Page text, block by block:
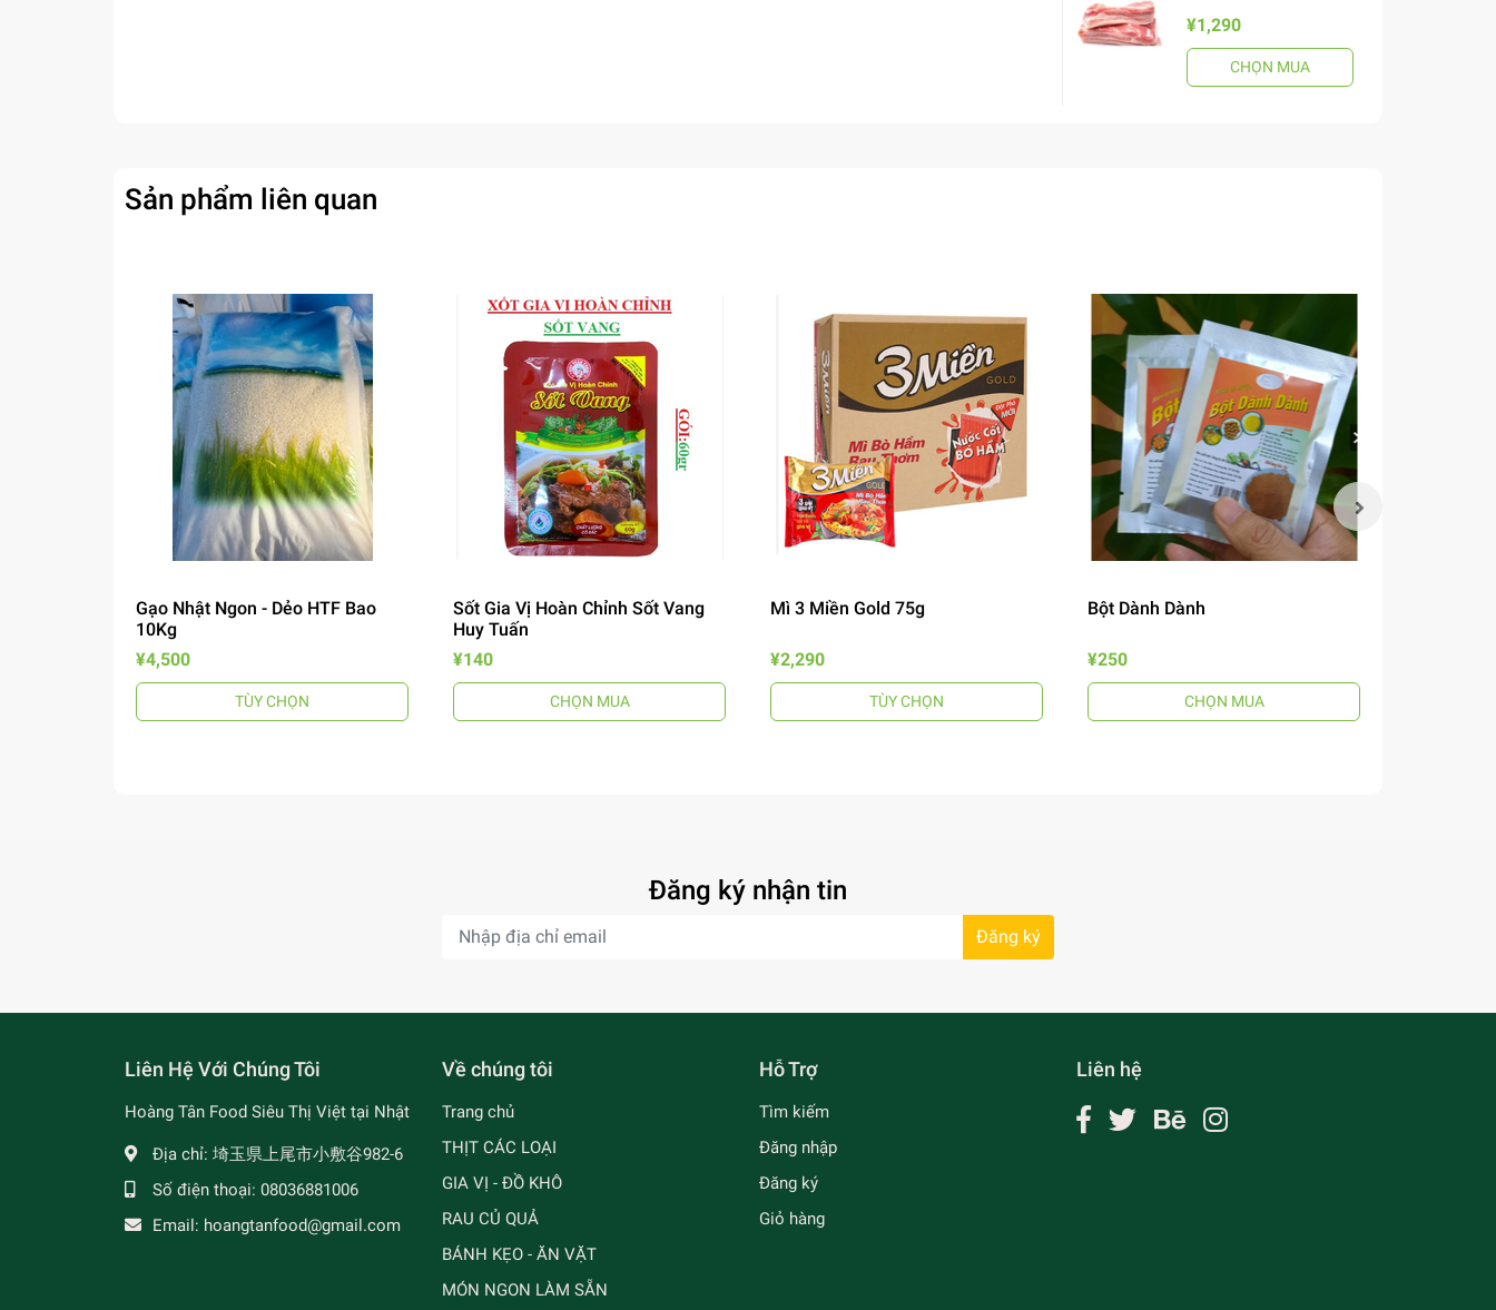
¥1,290
CHỌN MUA
Sản phẩm liên quan
Gạo Nhật Ngon - Dẻo HTF Bao
10Kg
¥4,500
TÙY CHỌN
Sốt Gia Vị Hoàn Chỉnh Sốt Vang
Huy Tuấn
¥140
CHỌN MUA
Mì 3 Miền Gold 75g
¥2,290
TÙY CHỌN
Bột Dành Dành
¥250
CHỌN MUA
Đăng ký nhận tin
Đăng ký
Liên Hệ Với Chúng Tôi
Hoàng Tân Food Siêu Thị Việt tại Nhật
Địa chỉ: 埼玉県上尾市小敷谷982-6
Số điện thoại: 08036881006
Email: hoangtanfood@gmail.com
Về chúng tôi
Trang chủ
THỊT CÁC LOẠI
GIA VỊ - ĐỒ KHÔ
RAU CỦ QUẢ
BÁNH KẸO - ĂN VẶT
MÓN NGON LÀM SẴN
Hỗ Trợ
Tìm kiếm
Đăng nhập
Đăng ký
Giỏ hàng
Liên hệ